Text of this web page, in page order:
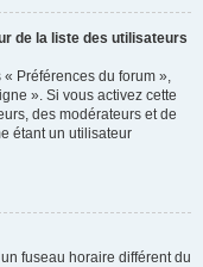
de la liste des utilisateurs
Préférences du forum »,
». Si vous activez cette
des modérateurs et de
étant un utilisateur
fuseau horaire différent du